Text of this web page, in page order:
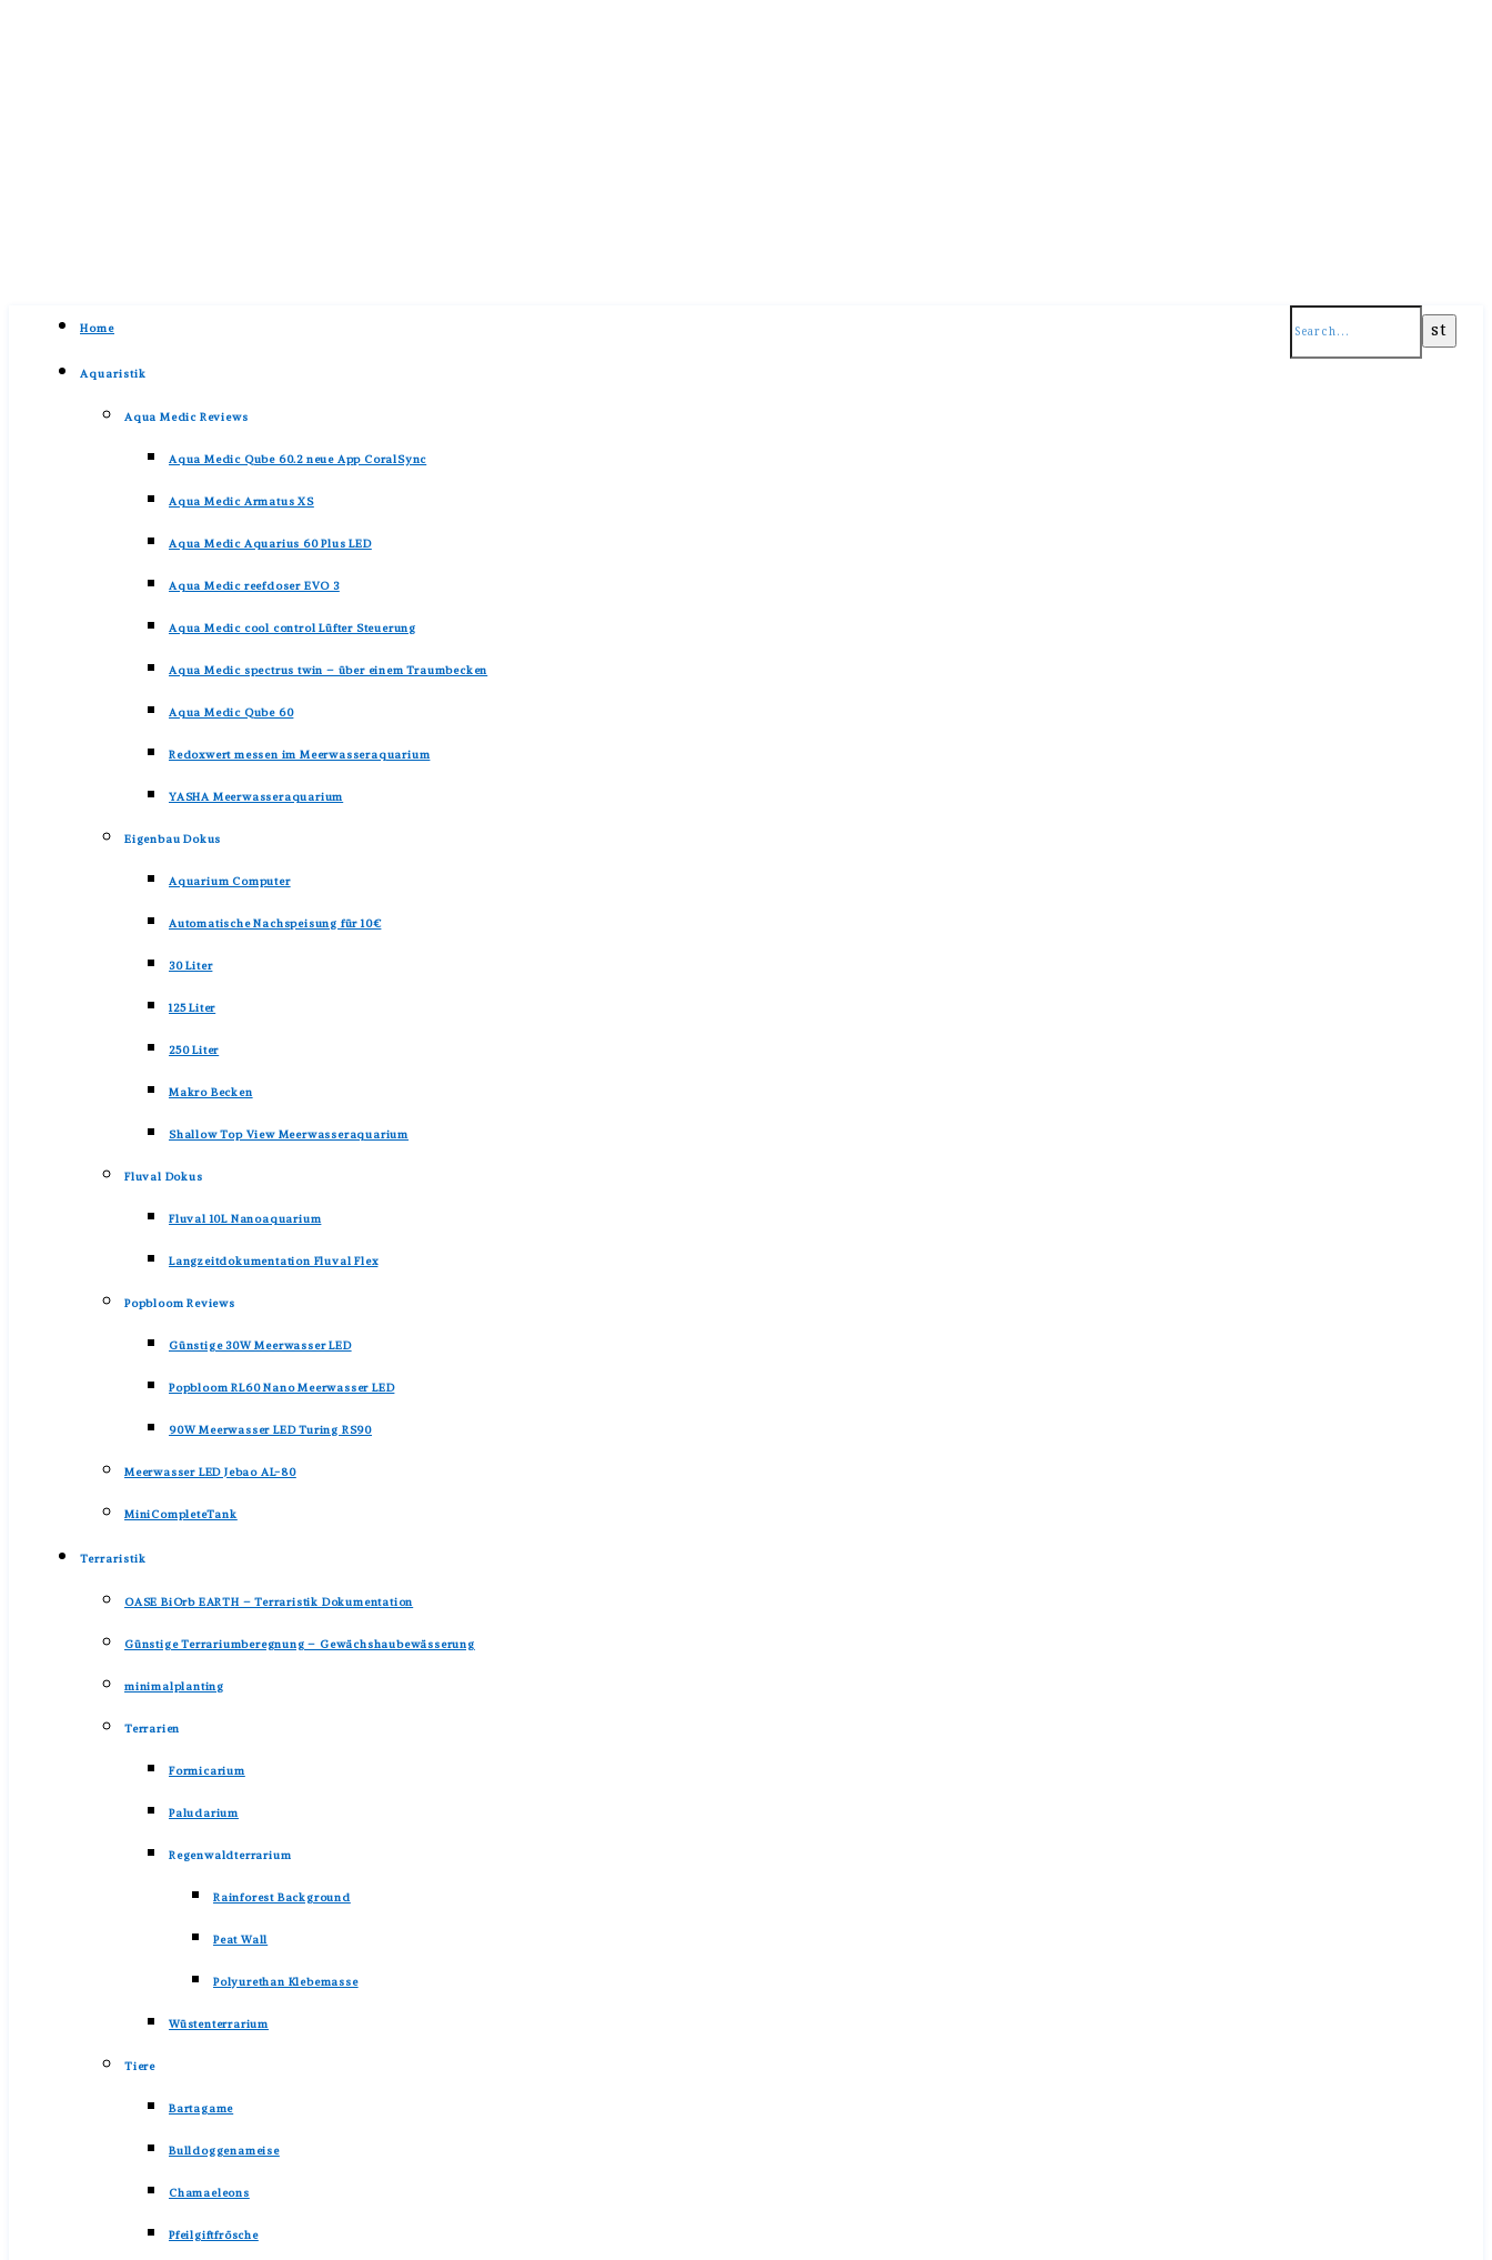
Home
Aquaristik
Aqua Medic Reviews
Aqua Medic Qube 60.2 neue App CoralSync
Aqua Medic Armatus XS
Aqua Medic Aquarius 60 Plus LED
Aqua Medic reefdoser EVO 3
Aqua Medic cool control Lüfter Steuerung
Aqua Medic spectrus twin – über einem Traumbecken
Aqua Medic Qube 60
Redoxwert messen im Meerwasseraquarium
YASHA Meerwasseraquarium
Eigenbau Dokus
Aquarium Computer
Automatische Nachspeisung für 10€
30 Liter
125 Liter
250 Liter
Makro Becken
Shallow Top View Meerwasseraquarium
Fluval Dokus
Fluval 10L Nanoaquarium
Langzeitdokumentation Fluval Flex
Popbloom Reviews
Günstige 30W Meerwasser LED
Popbloom RL60 Nano Meerwasser LED
90W Meerwasser LED Turing RS90
Meerwasser LED Jebao AL-80
MiniCompleteTank
Terraristik
OASE BiOrb EARTH – Terraristik Dokumentation
Günstige Terrariumberegnung – Gewächshaubewässerung
minimalplanting
Terrarien
Formicarium
Paludarium
Regenwaldterrarium
Rainforest Background
Peat Wall
Polyurethan Klebemasse
Wüstenterrarium
Tiere
Bartagame
Bulldoggenameise
Chamaeleons
Pfeilgiftfrösche